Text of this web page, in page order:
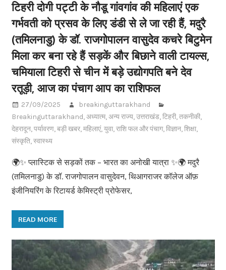
टिहरी दोगी पट्टी के नौडू गांवगांव की महिलाएं एक
गर्भवती को प्रसव के लिए डंडी से ले जा रही हैं, मदुरै
(तमिलनाडु) के डॉ. राजगोपालन वासुदेव कचरे बिटुमेन
मिला कर बना रहे हैं सड़कें और बिछाने वाली टायल्स,
चमियाला टिहरी से चीन में बड़े उद्योगपति बने देव
रतूड़ी, आज का पंचाग आप का राशिफल
27/09/2025
breakinguttarakhand
Breakinguttarakhand,अध्यात्म,अन्य राज्य,उत्तराखंड,टिहरी,तकनीकी,
देहरादून,पर्यावरण,बड़ी खबर,महिलाएं,युवा,राशि फल और पंचाग,विज्ञान,शिक्षा,
संस्कृति,स्वास्थ्य
🌍✨ प्लास्टिक से सड़कों तक – भारत का अनोखी यात्रा ✨🌍 मदुरै
(तमिलनाडु) के डॉ. राजगोपालन वासुदेवन, थिआगराजर कॉलेज ऑफ़
इंजीनियरिंग के रिटायर्ड केमिस्ट्री प्रोफेसर,
READ MORE